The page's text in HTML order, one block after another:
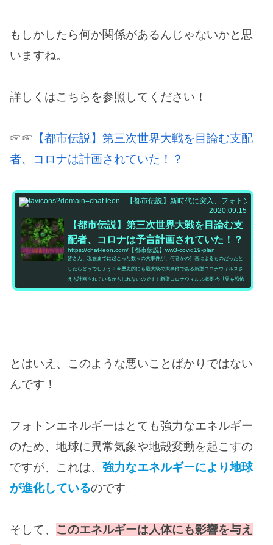
もしかしたら何か関係があるんじゃないかと思
いますね。
詳しくはこちらを参照してください！
☞☞ 【都市伝説】第三次世界大戦を目論む支配
者、コロナは計画されていた！？
2020.09.15
【都市伝説】第三次世界大戦を目論む支
配者、コロナは予言計画されていた！？
https://chat-leon.com/【都市伝説】ww3-covid19-plan
皆さん、現在までに起こった数々の大事件が、何者かの計画によるものだったと
したらどうでしょう？今歴史的にも最大級の大事件である新型コロナウィルスさ
えも計画されているかもしれないのです！新型コロナウィルス概要 今世界を恐怖
に陥れた伝染病、新型コロナウィルス（以下コロナ）が流行中ですよね。一般的
とはいえ、このような悪いことばかりではない
んです！
フォトンエネルギーはとても強力なエネルギー
のため、地球に異常気象や地殻変動を起こすの
ですが、これは、 強力なエネルギーにより地球
が進化しているのです。
そして、 このエネルギーは人体にも影響を与え